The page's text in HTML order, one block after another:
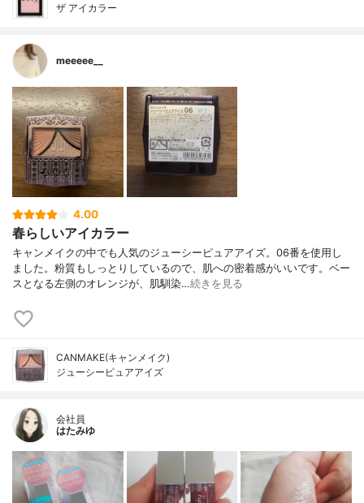
ザ アイカラー
meeeee__
4.00
春らしいアイカラー
キャンメイクの中でも人気のジューシーピュアアイズ。06番を使用し
ました。粉質もしっとりしているので、肌への密着感がいいです。ベー
スとなる左側のオレンジが、肌馴染…続きを見る
CANMAKE(キャンメイク)
ジューシーピュアアイズ
会社員
はたみゆ